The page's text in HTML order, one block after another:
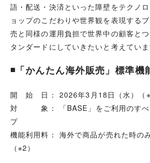
語・配送・決済といった障壁をテクノ
ョップのこだわりや世界観を表現する
売と同様の運用負担で世界中の顧客と
タンダードにしていきたいと考えていま
◾️「かんたん海外販売」標準機
開 始 日： 2026年3月18日（水）（
対 象： 「BASE」をご利用のすべ
プ
機能利用料： 海外で商品が売れた時の
（※2）